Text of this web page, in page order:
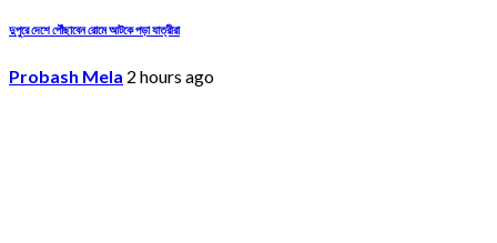
দুপুরে দেশে পৌঁছাবেন রোমে আটকে পড়া যাত্রীরা
Probash Mela 2 hours ago